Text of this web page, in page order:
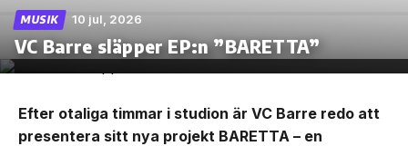
MUSIK 10 jul, 2026
VC Barre släpper EP:n ”BARETTA”
Efter otaliga timmar i studion är VC Barre redo att
presentera sitt nya projekt BARETTA – en